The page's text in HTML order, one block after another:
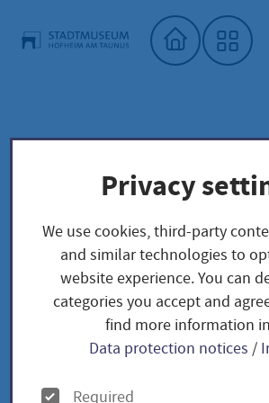
Home"
Archäologie
Michelsberger Kultur
Privacy
We use cookies, third-party
and similar technologies to
website experience. You can
categories you accept and
find more information
Data protection notices /
O
Required